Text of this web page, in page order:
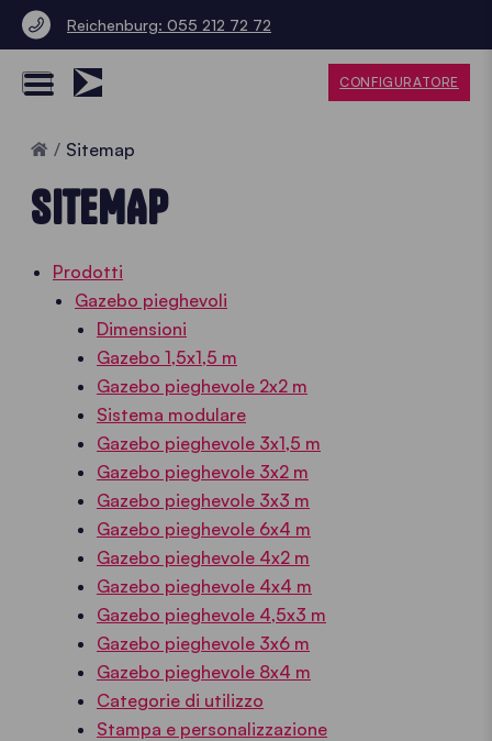
Reichenburg: 055 212 72 72
CONFIGURATORE
Home
Sitemap
SITEMAP
Prodotti
Gazebo pieghevoli
Dimensioni
Gazebo 1,5x1,5 m
Gazebo pieghevole 2x2 m
Sistema modulare
Gazebo pieghevole 3x1,5 m
Gazebo pieghevole 3x2 m
Gazebo pieghevole 3x3 m
Gazebo pieghevole 6x4 m
Gazebo pieghevole 4x2 m
Gazebo pieghevole 4x4 m
Gazebo pieghevole 4,5x3 m
Gazebo pieghevole 3x6 m
Gazebo pieghevole 8x4 m
Categorie di utilizzo
Stampa e personalizzazione